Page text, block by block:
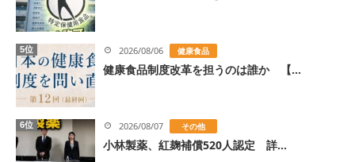
5位 2026/08/06 健康食品
健康食品制度改革を担うのは誰か 【...
6位 2026/08/07 その他
小林製薬、紅麹補償520人認定 詳...